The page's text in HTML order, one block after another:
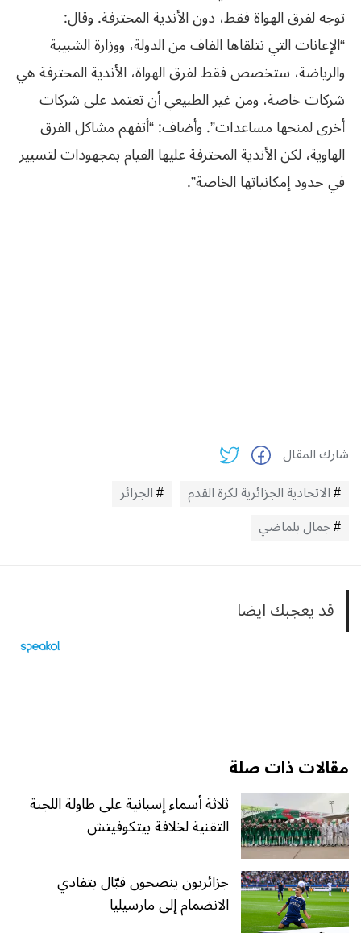
توجه لفرق الهواة فقط، دون الأندية المحترفة. وقال:
“الإعانات التي تتلقاها الفاف من الدولة، ووزارة الشبيبة
والرياضة، ستخصص فقط لفرق الهواة، الأندية المحترفة هي
شركات خاصة، ومن غير الطبيعي أن تعتمد على شركات
أخرى لمنحها مساعدات”. وأضاف: “أتفهم مشاكل الفرق
الهاوية، لكن الأندية المحترفة عليها القيام بمجهودات لتسيير
في حدود إمكانياتها الخاصة”.
شارك المقال
الاتحادية الجزائرية لكرة القدم
الجزائر
جمال بلماضي
قد يعجبك ايضا
مقالات ذات صلة
ثلاثة أسماء إسبانية على طاولة اللجنة
التقنية لخلافة بيتكوفيتش
جزائريون ينصحون قبّال بتفادي
الانضمام إلى مارسيليا